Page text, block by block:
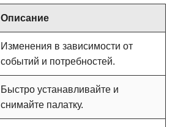
Описание
Изменения в зависимости от
событий и потребностей.
Быстро устанавливайте и
снимайте палатку.